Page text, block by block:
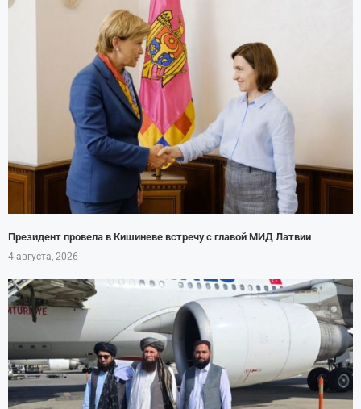
Президент провела в Кишиневе встречу с главой МИД Латвии
4 августа, 2026